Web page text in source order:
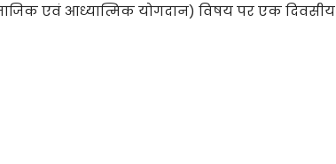
एवं आध्यात्मिक योगदान) विषय पर एक दिवसीय